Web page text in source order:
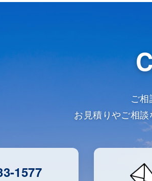
ご相
お見積りやご相
1577